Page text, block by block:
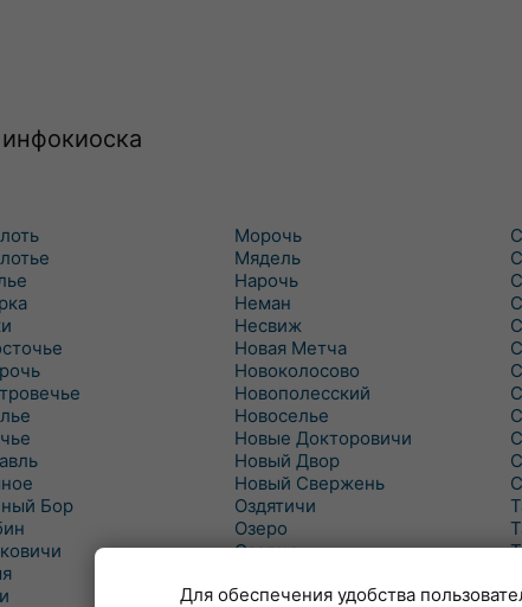
Бор
Морочь
Мядель
Нарочь
Неман
Несвиж
Новая Метча
Новоколосово
Новополесский
Новоселье
Новые Докторовичи
Новый Двор
Новый Свержень
Оздятичи
Озеро
Озерцо
Октябрь
Для обеспечения удобства